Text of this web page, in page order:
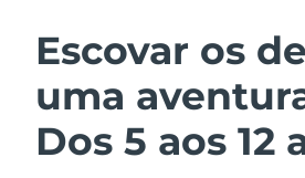
Escovar os
uma
Dos 5 aos 12
Limpeza facial
Áustria
Barein
Bélgica